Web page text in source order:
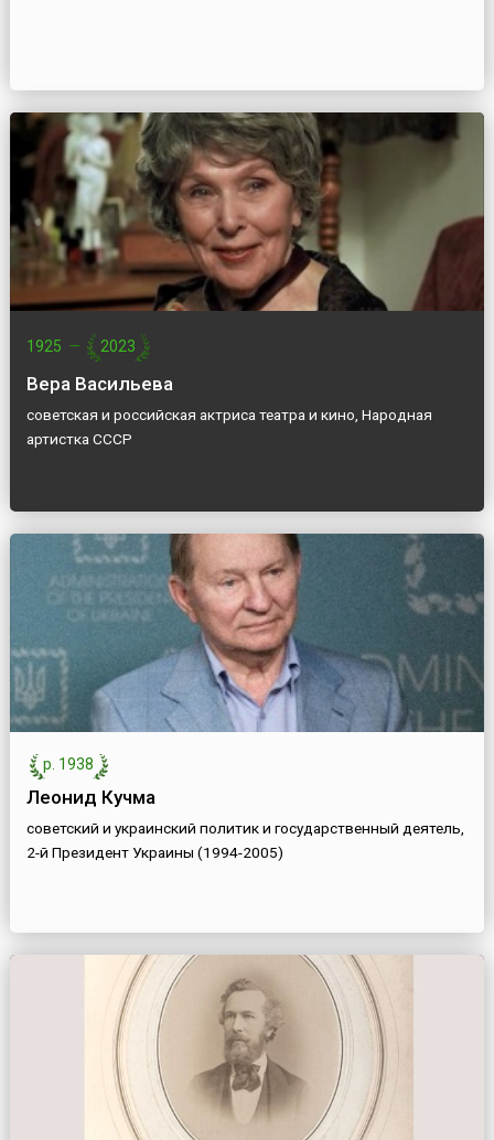
1925 — 2023
Вера Васильева
советская и российская актриса театра и кино, Народная
артистка СССР
р. 1938
Леонид Кучма
советский и украинский политик и государственный деятель,
2-й Президент Украины (1994-2005)